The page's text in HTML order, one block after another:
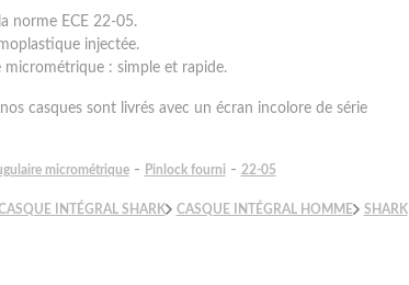
norme ECE 22-05.
injectée.
micrométrique : simple et rapide.
casques sont livrés avec un écran incolore de série
micrométrique - Pinlock fourni - 22-05
INTÉGRAL SHARK CASQUE INTÉGRAL HOMME SHARK